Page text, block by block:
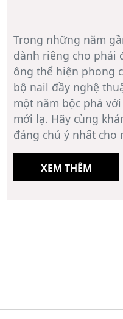
Trong những năm
dành riêng cho phái
ông thể hiện phong
bộ nail đầy nghệ
một năm bộc phá
mới lạ. Hãy cùng
đáng chú ý nhất cho
XEM THÊM